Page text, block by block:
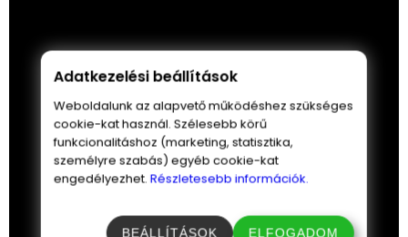
Adatkezelési beállítások
Weboldalunk az alapvető működéshez szükséges
cookie-kat használ. Szélesebb körű
funkcionalitáshoz (marketing, statisztika,
személyre szabás) egyéb cookie-kat
engedélyezhet. Részletesebb információk.
BEÁLLÍTÁSOK ELFOGADOM